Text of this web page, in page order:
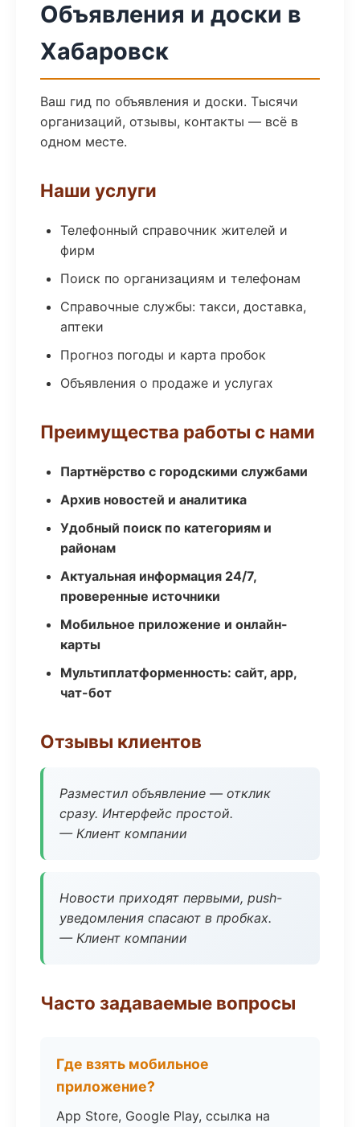
Объявления и доски в
Хабаровск
Ваш гид по объявления и доски. Тысячи
организаций, отзывы, контакты — всё в
одном месте.
Наши услуги
Телефонный справочник жителей и
фирм
Поиск по организациям и телефонам
Справочные службы: такси, доставка,
аптеки
Прогноз погоды и карта пробок
Объявления о продаже и услугах
Преимущества работы с нами
Партнёрство с городскими службами
Архив новостей и аналитика
Удобный поиск по категориям и
районам
Актуальная информация 24/7,
проверенные источники
Мобильное приложение и онлайн-
карты
Мультиплатформенность: сайт, app,
чат-бот
Отзывы клиентов
Разместил объявление — отклик
сразу. Интерфейс простой.
— Клиент компании
Новости приходят первыми, push-
уведомления спасают в пробках.
— Клиент компании
Часто задаваемые вопросы
Где взять мобильное
приложение?
App Store, Google Play, ссылка на